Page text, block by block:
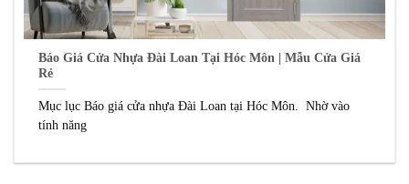
Báo Giá Cửa Nhựa Đài Loan Tại Hóc Môn | Mẫu Cửa Giá
Rẻ
Mục lục Báo giá cửa nhựa Đài Loan tại Hóc Môn. Nhờ vào
tính năng